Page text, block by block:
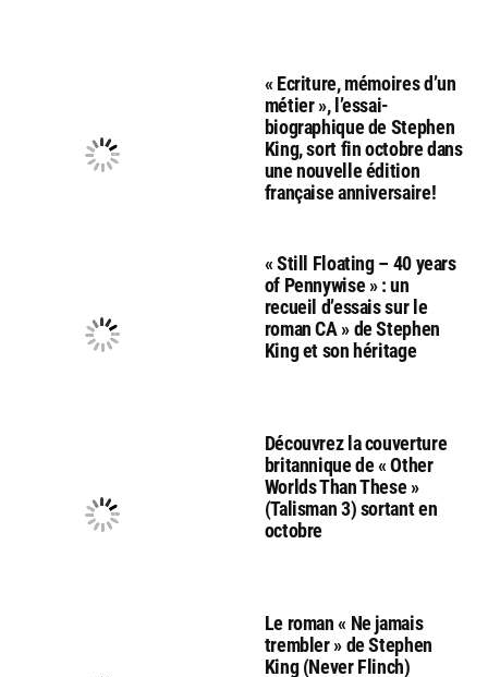
« Ecriture, mémoires d’un
métier », l’essai-
biographique de Stephen
King, sort fin octobre dans
une nouvelle édition
française anniversaire!
« Still Floating – 40 years
of Pennywise » : un
recueil d’essais sur le
roman CA » de Stephen
King et son héritage
Découvrez la couverture
britannique de « Other
Worlds Than These »
(Talisman 3) sortant en
octobre
Le roman « Ne jamais
trembler » de Stephen
King (Never Flinch)